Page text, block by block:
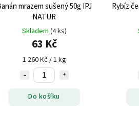
mrazem sušený 50g IPJ
NATUR
Skladem (4 ks)
63 Kč
1 260 Kč / 1 kg
Do košíku
Rybíz